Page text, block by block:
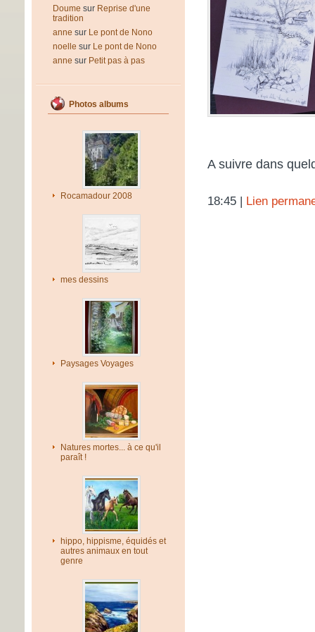
Doume sur Reprise d'une
tradition
anne sur Le pont de Nono
noelle sur Le pont de Nono
anne sur Petit pas à pas
Photos albums
Rocamadour 2008
mes dessins
Paysages Voyages
Natures mortes... à ce qu'il
paraît !
hippo, hippisme, équidés et
autres animaux en tout
genre
A suivre dans
18:45 | Lien